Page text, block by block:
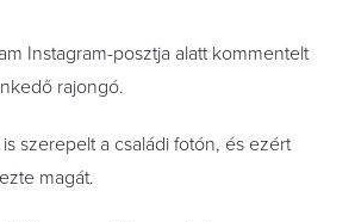
Instagram-posztja alatt kommentelt
rajongó.
szerepelt a családi fotón, és ezért
magát.